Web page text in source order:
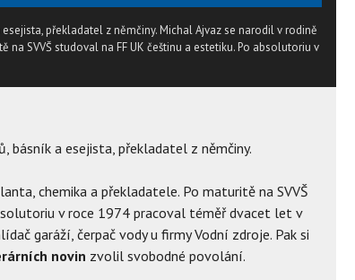
překladatel z němčiny. Michal Ajvaz se narodil v rodině
SVVŠ studoval na FF UK češtinu a estetiku. Po absolutoriu v
básník a esejista, překladatel z němčiny.
chemika a překladatele. Po maturitě na SVVŠ
v roce 1974 pracoval téměř dvacet let v
garáží, čerpač vody u firmy Vodní zdroje. Pak si
novin zvolil svobodné povolání.